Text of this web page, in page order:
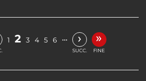
1 2 3 4 5 6 … ›
SUCC.
»
FINE